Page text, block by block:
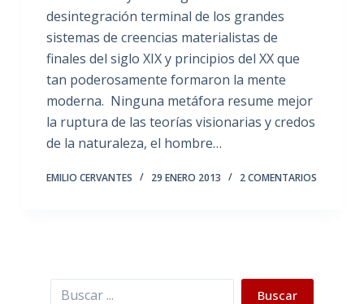
desintegración terminal de los grandes
sistemas de creencias materialistas de
finales del siglo XIX y principios del XX que
tan poderosamente formaron la mente
moderna. Ninguna metáfora resume mejor
la ruptura de las teorías visionarias y credos
de la naturaleza, el hombre…
EMILIO CERVANTES 29 ENERO 2013 2 COMENTARIOS
Buscar Buscar